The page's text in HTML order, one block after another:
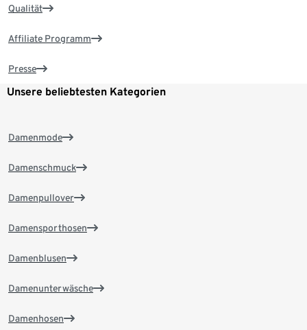
Qualität
Affiliate Programm
Presse
Unsere beliebtesten Kategorien
Damenmode
Damenschmuck
Damenpullover
Damensporthosen
Damenblusen
Damenunterwäsche
Damenhosen